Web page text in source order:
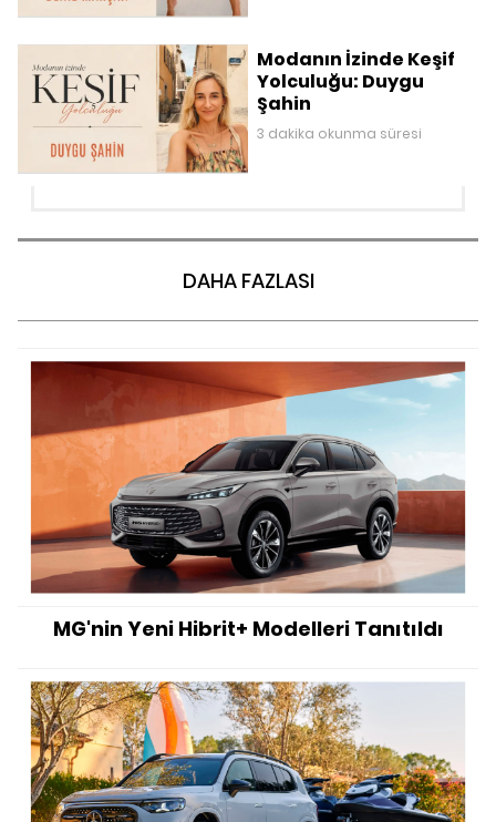
Modanın İzinde Keşif
Yolculuğu: Duygu
Şahin
3 dakika okunma süresi
DAHA FAZLASI
MG'nin Yeni Hibrit+ Modelleri Tanıtıldı